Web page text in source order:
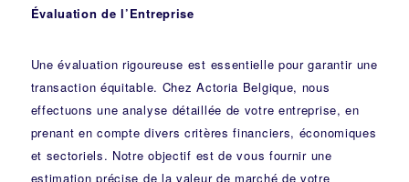
Évaluation de l’Entreprise
Une évaluation rigoureuse est essentielle pour garantir une
transaction équitable. Chez Actoria Belgique, nous
effectuons une analyse détaillée de votre entreprise, en
prenant en compte divers critères financiers, économiques
et sectoriels. Notre objectif est de vous fournir une
estimation précise de la valeur de marché de votre